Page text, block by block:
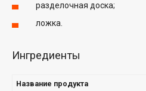
разделочная доска;
ложка.
Ингредиенты
Название продукта